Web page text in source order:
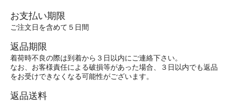
お支払い期限
ご注文日を含めて５日間
返品期限
着荷時不良の際は到着から３日以内にご連絡下さい。
なお、お客様責任による破損等があった場合、３日以内でも返品
をお受けできなくなる可能性がございます。
返品送料